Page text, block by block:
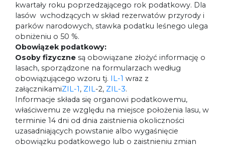
kwartały roku poprzedzającego rok podatkowy. Dla
lasów wchodzących w skład rezerwatów przyrody i
parków narodowych, stawka podatku leśnego ulega
obniżeniu o 50 %.
Obowiązek podatkowy:
Osoby fizyczne są obowiązane złożyć informację o
lasach, sporządzone na formularzach według
obowiązującego wzoru tj. IL-1 wraz z
załącznikamiZIL-1, ZIL-2, ZIL-3.
Informacje składa się organowi podatkowemu,
właściwemu ze względu na miejsce położenia lasu, w
terminie 14 dni od dnia zaistnienia okoliczności
uzasadniających powstanie albo wygaśnięcie
obowiązku podatkowego lub o zaistnieniu zmian